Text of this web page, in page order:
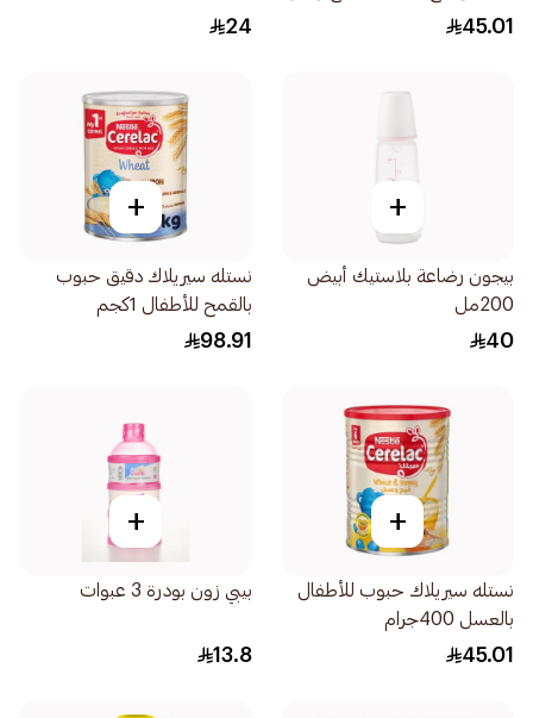
400جرام
45.01
24
+
بيجون رضاعة بلاستيك أبيض
200مل
40
+
نستله سيريلاك دقيق حبوب
بالقمح للأطفال 1كجم
98.91
+
نستله سيريلاك حبوب للأطفال
بالعسل 400جرام
45.01
+
بيبي زون بودرة 3 عبوات
13.8